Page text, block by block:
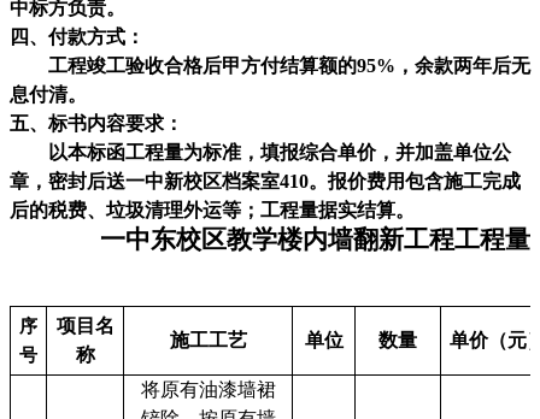
中标方负责。
四、付款方式：
工程竣工验收合格后甲方付结算额的95% ，余款两年后无
息付清。
五、标书内容要求：
以本标函工程量为标准，填报综合单价，并加盖单位公
章，密封后送一中新校区档案室410。报价费用包含施工完成
后的税费、垃圾清理外运等；工程量据实结算。
一中东校区教学楼内墙翻新工程工程量
序
号
项目名
称
施工工艺 单位 数量 单价（元
将原有油漆墙裙